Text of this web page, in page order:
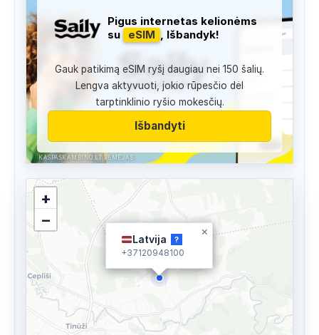
KASPASKAMBINO.LT RĖMĖJAS
Pigus internetas kelionėms
su
eSIM , Išbandyk!
Gauk patikimą eSIM ryšį daugiau nei 150 šalių.
Lengva aktyvuoti, jokio rūpesčio dėl
tarptinklinio ryšio mokesčių.
Išbandyti
Latvija ?
+37120948100
×
+
−